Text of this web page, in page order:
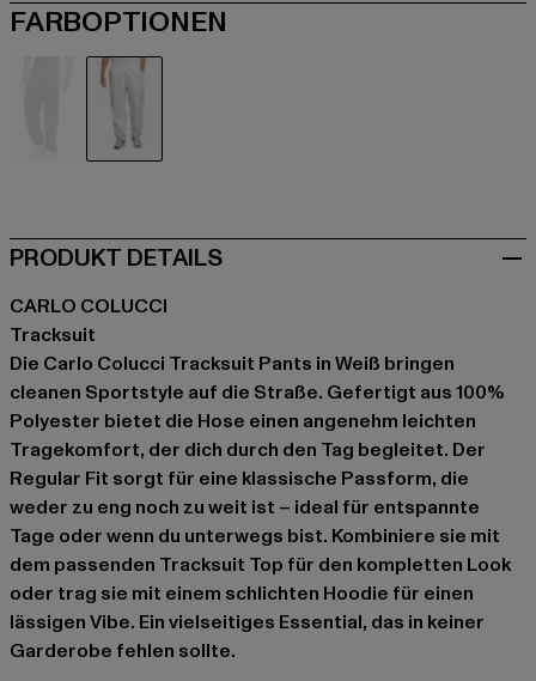
FARBOPTIONEN
PRODUKT DETAILS
CARLO COLUCCI
Tracksuit
Die Carlo Colucci Tracksuit Pants in Weiß bringen
cleanen Sportstyle auf die Straße. Gefertigt aus 100%
Polyester bietet die Hose einen angenehm leichten
Tragekomfort, der dich durch den Tag begleitet. Der
Regular Fit sorgt für eine klassische Passform, die
weder zu eng noch zu weit ist – ideal für entspannte
Tage oder wenn du unterwegs bist. Kombiniere sie mit
dem passenden Tracksuit Top für den kompletten Look
oder trag sie mit einem schlichten Hoodie für einen
lässigen Vibe. Ein vielseitiges Essential, das in keiner
Garderobe fehlen sollte.